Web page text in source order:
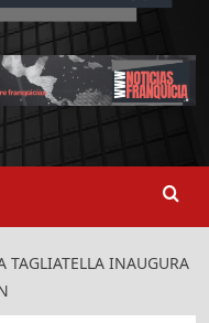
TAGLIATELLA INAUGURA
907